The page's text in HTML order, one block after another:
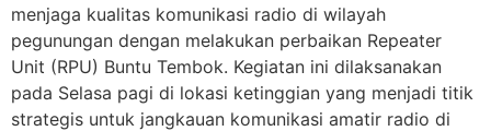
menjaga kualitas komunikasi radio di wilayah
pegunungan dengan melakukan perbaikan Repeater
Unit (RPU) Buntu Tembok. Kegiatan ini dilaksanakan
pada Selasa pagi di lokasi ketinggian yang menjadi titik
strategis untuk jangkauan komunikasi amatir radio di